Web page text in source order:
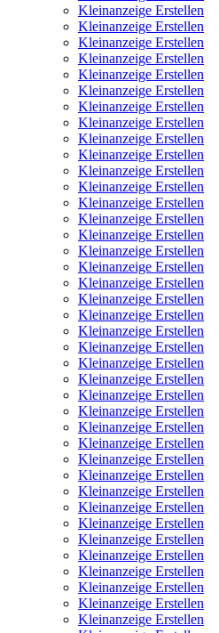
Kleinanzeige Erstellen
Kleinanzeige Erstellen
Kleinanzeige Erstellen
Kleinanzeige Erstellen
Kleinanzeige Erstellen
Kleinanzeige Erstellen
Kleinanzeige Erstellen
Kleinanzeige Erstellen
Kleinanzeige Erstellen
Kleinanzeige Erstellen
Kleinanzeige Erstellen
Kleinanzeige Erstellen
Kleinanzeige Erstellen
Kleinanzeige Erstellen
Kleinanzeige Erstellen
Kleinanzeige Erstellen
Kleinanzeige Erstellen
Kleinanzeige Erstellen
Kleinanzeige Erstellen
Kleinanzeige Erstellen
Kleinanzeige Erstellen
Kleinanzeige Erstellen
Kleinanzeige Erstellen
Kleinanzeige Erstellen
Kleinanzeige Erstellen
Kleinanzeige Erstellen
Kleinanzeige Erstellen
Kleinanzeige Erstellen
Kleinanzeige Erstellen
Kleinanzeige Erstellen
Kleinanzeige Erstellen
Kleinanzeige Erstellen
Kleinanzeige Erstellen
Kleinanzeige Erstellen
Kleinanzeige Erstellen
Kleinanzeige Erstellen
Kleinanzeige Erstellen
Kleinanzeige Erstellen
Kleinanzeige Erstellen